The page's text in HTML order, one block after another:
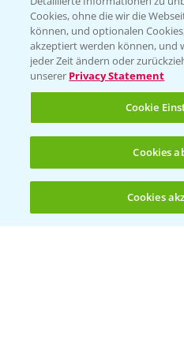
Folgen
Allgemeine
Cookies, ohne die wir die
können, und optionalen
akzeptiert werden können, und
jeder Zeit ändern oder
unserer Privacy Statement
Cookie
Cookies
Cookies